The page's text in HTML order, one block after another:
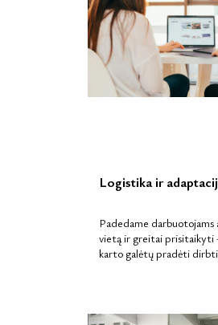
Logistika ir
Padedame
vietą ir greitai prisitaikyti
karto galėtų pradėti